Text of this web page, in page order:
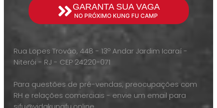
GARANTA SUA VAGA
NO PRÓXIMO KUNG FU CAMP
Rua Lopes Trovão, 448 - 13º Andar Jardim Icaraí -
Niterói - RJ - CEP 24220-071
Para questões de pré-vendas, preocupações com
RH e relações comerciais - envie um email para